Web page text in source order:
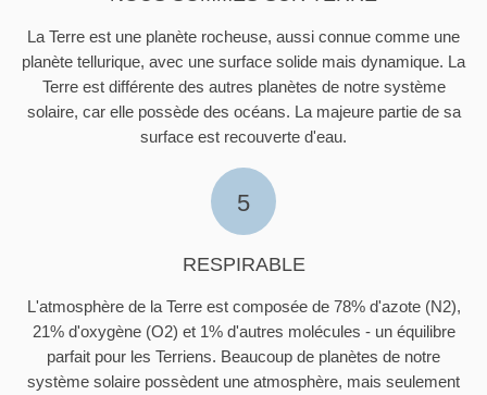
La Terre est une planète rocheuse, aussi connue comme une
planète tellurique, avec une surface solide mais dynamique. La
Terre est différente des autres planètes de notre système
solaire, car elle possède des océans. La majeure partie de sa
surface est recouverte d'eau.
5
RESPIRABLE
L'atmosphère de la Terre est composée de 78% d'azote (N2),
21% d'oxygène (O2) et 1% d'autres molécules - un équilibre
parfait pour les Terriens. Beaucoup de planètes de notre
système solaire possèdent une atmosphère, mais seulement